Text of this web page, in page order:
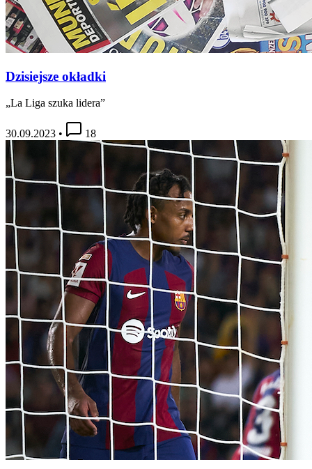
Dzisiejsze okładki
„La Liga szuka lidera”
30.09.2023 • 18